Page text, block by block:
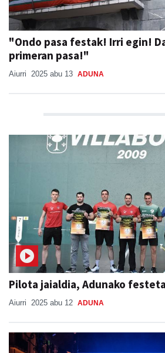
"Ondo pasa festak! Irri egin!
primeran pasa!"
Aiurri 2025 abu 13 ADUNA
Pilota jaialdia, Adunako
Aiurri 2025 abu 12 ADUNA